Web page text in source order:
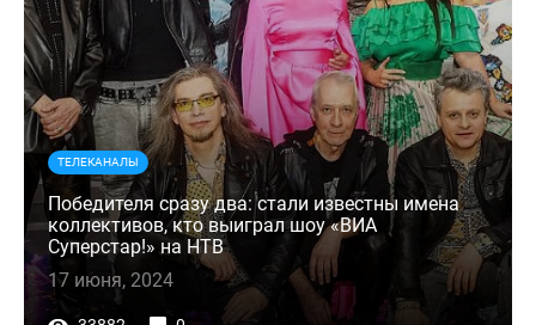
ТЕЛЕКАНАЛЫ
Победителя сразу два: стали известны имена
коллективов, кто выиграл шоу «ВИА
Суперстар!» на НТВ
17 июня, 2024